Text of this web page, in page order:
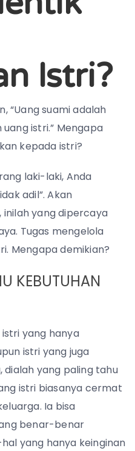
Istri?
“Uang suami adalah
istri.” Mengapa
kepada istri?
laki-laki, Anda
adil”. Akan
inilah yang dipercaya
Tugas mengelola
Mengapa demikian?
KEBUTUHAN
yang hanya
istri yang juga
yang paling tahu
istri biasanya cermat
Ia bisa
benar-benar
yang hanya keinginan